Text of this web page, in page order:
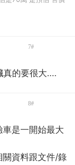
7#
的要很大....
8#
是一開始最大
關資料跟文件/錄